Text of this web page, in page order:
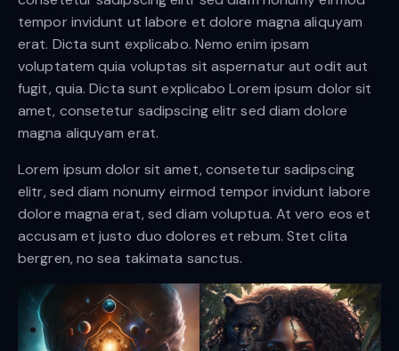
tempor invidunt ut labore et dolore magna aliquyam
erat. Dicta sunt explicabo. Nemo enim ipsam
voluptatem quia voluptas sit aspernatur aut odit aut
fugit, quia. Dicta sunt explicabo Lorem ipsum dolor sit
amet, consetetur sadipscing elitr sed diam dolore
magna aliquyam erat.
Lorem ipsum dolor sit amet, consetetur sadipscing
elitr, sed diam nonumy eirmod tempor invidunt labore
dolore magna erat, sed diam voluptua. At vero eos et
accusam et justo duo dolores et rebum. Stet clita
bergren, no sea takimata sanctus.